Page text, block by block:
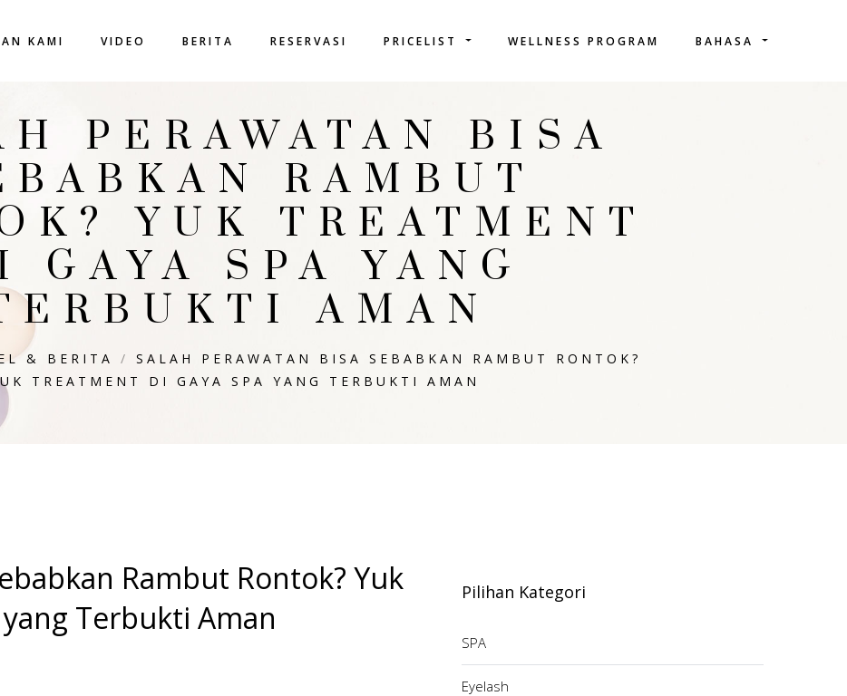
KAMI VIDEO BERITA RESERVASI PRICELIST WELLNESS PROGRAM BAHASA
PERAWATAN BISA
RAMBUT
YUK TREATMENT
GAYA SPA YANG
AMAN
& BERITA / SALAH PERAWATAN BISA SEBABKAN RAMBUT RONTOK?
TREATMENT DI GAYA SPA YANG TERBUKTI AMAN
Rambut Rontok? Yuk
Terbukti Aman
Pilihan Kategori
SPA
Eyelash